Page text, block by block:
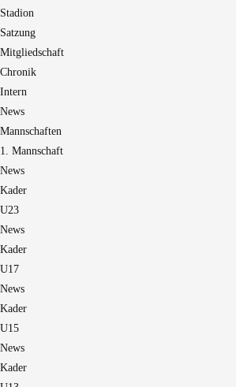
Stadion
Satzung
Mitgliedschaft
Chronik
Intern
News
Mannschaften
1. Mannschaft
News
Kader
U23
News
Kader
U17
News
Kader
U15
News
Kader